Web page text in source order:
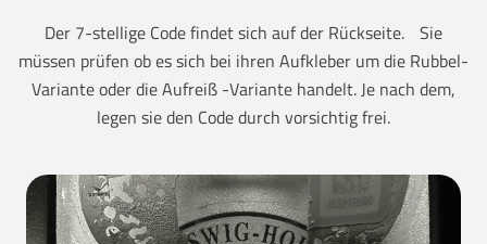
Der 7-stellige Code findet sich auf der Rückseite. Sie
müssen prüfen ob es sich bei ihren Aufkleber um die Rubbel-
Variante oder die Aufreiß -Variante handelt. Je nach dem,
legen sie den Code durch vorsichtig frei.